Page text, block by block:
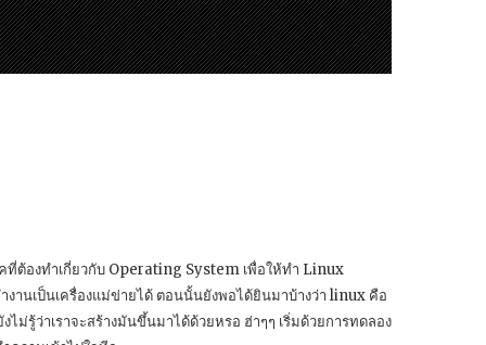
ที่ต้องทำเกี่ยวกับ Operating System เพื่อให้ทำ Linux
านเป็นเครื่องแม่ข่ายได้ ตอนนั้นยังพอได้ยินมาบ้างว่า linux คือ
ม่รู้ว่าเราจะสร้างมันขึ้นมาได้ด้วยหรอ ฮ่าๆๆ เริ่มด้วยการทดลอง